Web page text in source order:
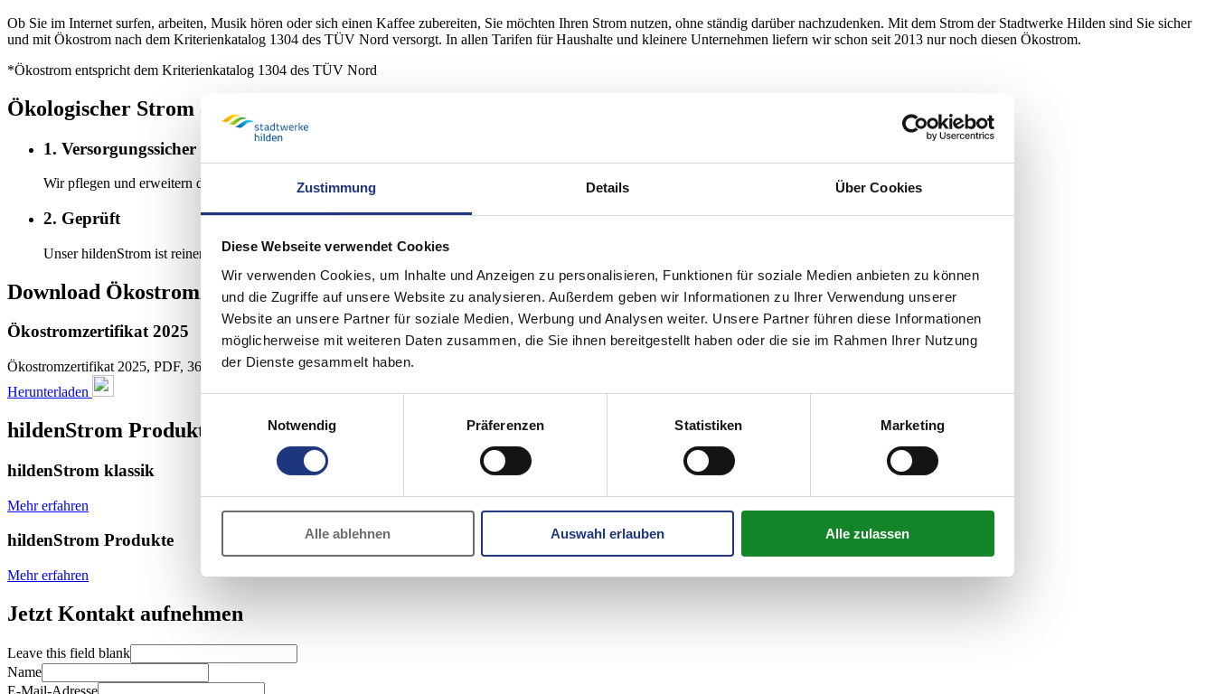
Zustimmung Details Über Cookies
Diese Webseite verwendet Cookies
Wir verwenden Cookies, um Inhalte und Anzeigen zu personalisieren, Funktionen für soziale Medien anbieten zu können
und die Zugriffe auf unsere Website zu analysieren. Außerdem geben wir Informationen zu Ihrer Verwendung unserer
Website an unsere Partner für soziale Medien, Werbung und Analysen weiter. Unsere Partner führen diese Informationen
möglicherweise mit weiteren Daten zusammen, die Sie ihnen bereitgestellt haben oder die sie im Rahmen Ihrer Nutzung
der Dienste gesammelt haben.
Notwendig
Präferenzen Statistiken Marketing
Alle ablehnen Auswahl erlauben Alle zulassen
Ob Sie im Internet surfen, arbeiten, Musik hören oder sich einen Kaffee zubereiten, Sie möchten Ihren Strom nutzen, ohne ständig darüber nachzudenken. Mit dem Strom der Stadtwerke Hilden sind Sie sicher
und mit Ökostrom nach dem Kriterienkatalog 1304 des TÜV Nord versorgt. In allen Tarifen für Haushalte und kleinere Unternehmen liefern wir schon seit 2013 nur noch diesen Ökostrom.
*Ökostrom entspricht dem Kriterienkatalog 1304 des TÜV Nord
Ökologischer Strom aus Hilden bietet ein dreifaches Plus
1. Versorgungssicher
Wir pflegen und erweitern das Hildener Stromnetz, damit Sie zuverlässig und sicher versorgt Ihr Leben genießen können.
2. Geprüft
Unser hildenStrom ist reiner Ökostrom, der dem Kriterienkatalog 1304 des TÜV Nord entspricht. Das wird uns jährlich von unabhängiger Stelle bestätigt.
Download Ökostromzertifikat
Ökostromzertifikat 2025
Ökostromzertifikat 2025, PDF, 3698 KB
Herunterladen
hildenStrom Produkte im Überblick
hildenStrom klassik
Mehr erfahren
hildenStrom Produkte
Mehr erfahren
Jetzt Kontakt aufnehmen
Leave this field blank
Name
E-Mail-Adresse